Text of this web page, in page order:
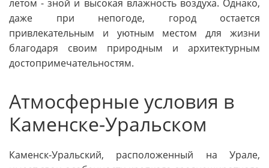
летом - зной и высокая влажность воздуха. Однако,
даже при непогоде, город остается
привлекательным и уютным местом для жизни
благодаря своим природным и архитектурным
достопримечательностям.
Атмосферные условия в
Каменске-Уральском
Каменск-Уральский, расположенный на Урале,